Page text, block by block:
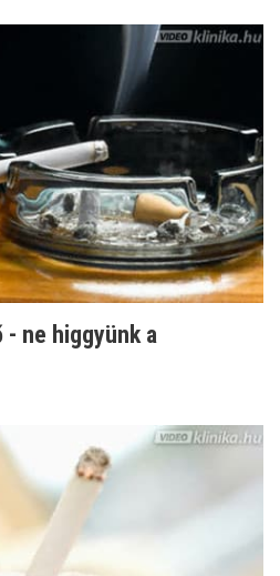
ne higgyünk a